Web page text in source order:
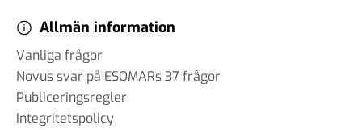
Allmän information
Vanliga frågor
Novus svar på ESOMARs 37 frågor
Publiceringsregler
Integritetspolicy